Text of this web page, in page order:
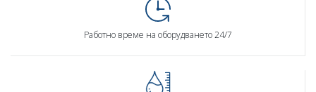
Работно време на оборудването 24/7